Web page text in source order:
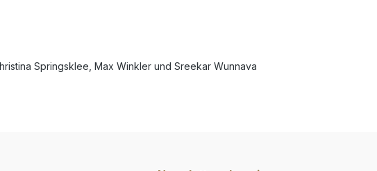
Springsklee, Max Winkler und Sreekar Wunnava